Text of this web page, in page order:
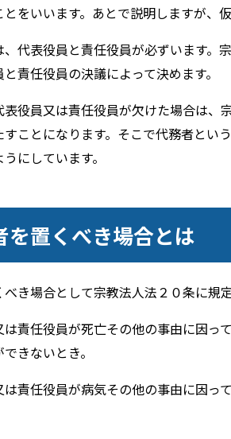
をいいます。あとで説明しますが、
、代表役員と責任役員が必ずいます。
責任役員の決議によって決めます。
表役員又は責任役員が欠けた場合は、
すことになります。そこで代務者とい
にしています。
を置くべき場合とは
き場合として宗教法人法２０条に規定
責任役員が死亡その他の事由に因っ
きないとき。
責任役員が病気その他の事由に因っ